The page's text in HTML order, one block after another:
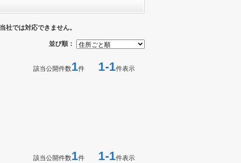
では対応できません。
並び順：
該当公開件数1件 1-1件表示
該当公開件数1件 1-1件表示